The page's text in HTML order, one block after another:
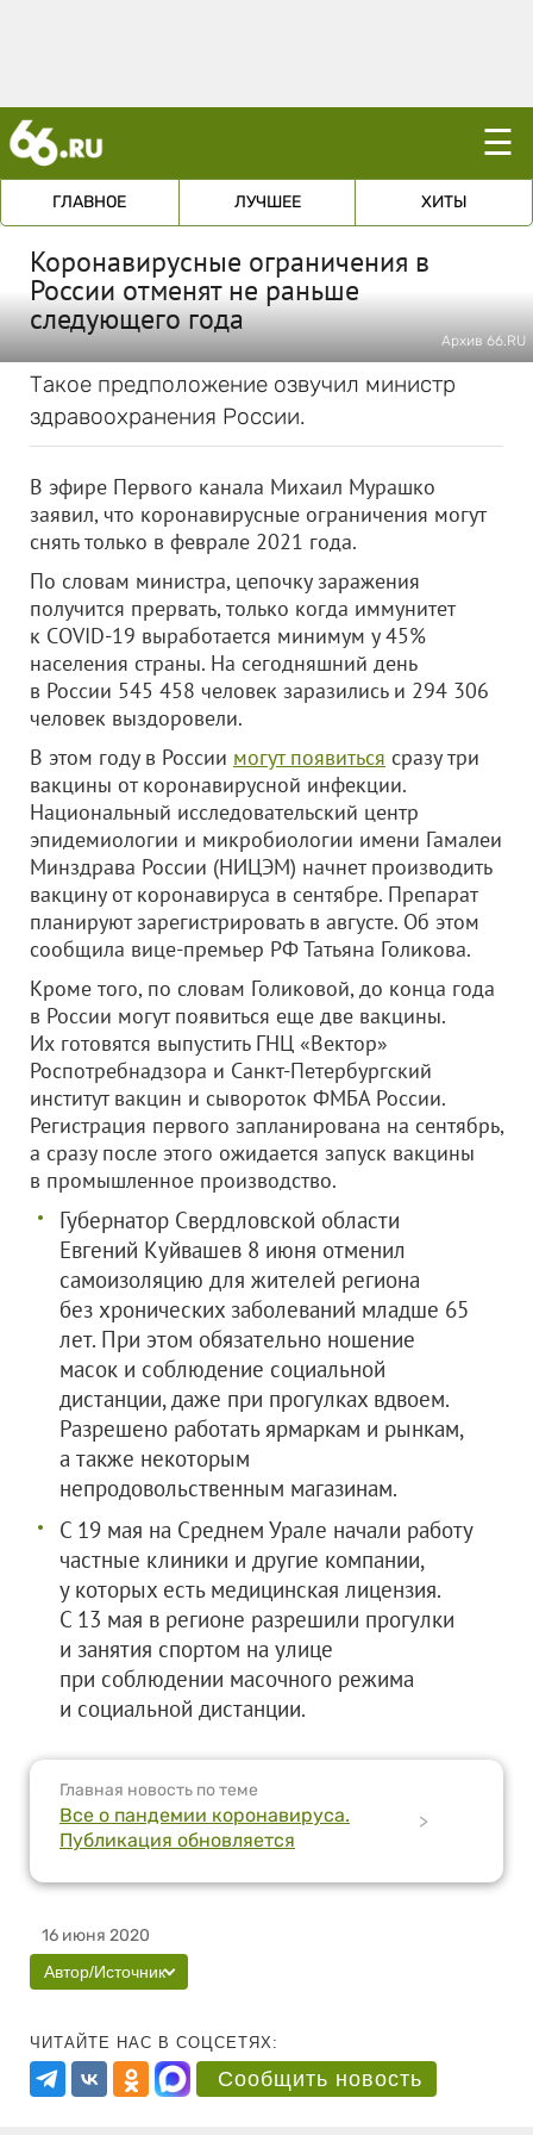
☰
ГЛАВНОЕ ЛУЧШЕЕ ХИТЫ
Коронавирусные ограничения в
России отменят не раньше
следующего года
Архив 66.RU
Такое предположение озвучил министр
здравоохранения России.
В эфире Первого канала Михаил Мурашко
заявил, что коронавирусные ограничения могут
снять только в феврале 2021 года.
По словам министра, цепочку заражения
получится прервать, только когда иммунитет
к COVID-19 выработается минимум у 45%
населения страны. На сегодняшний день
в России 545 458 человек заразились и 294 306
человек выздоровели.
В этом году в России могут появиться сразу три
вакцины от коронавирусной инфекции.
Национальный исследовательский центр
эпидемиологии и микробиологии имени Гамалеи
Минздрава России (НИЦЭМ) начнет производить
вакцину от коронавируса в сентябре. Препарат
планируют зарегистрировать в августе. Об этом
сообщила вице-премьер РФ Татьяна Голикова.
Кроме того, по словам Голиковой, до конца года
в России могут появиться еще две вакцины.
Их готовятся выпустить ГНЦ «Вектор»
Роспотребнадзора и Санкт-Петербургский
институт вакцин и сывороток ФМБА России.
Регистрация первого запланирована на сентябрь,
а сразу после этого ожидается запуск вакцины
в промышленное производство.
Губернатор Свердловской области
Евгений Куйвашев 8 июня отменил
самоизоляцию для жителей региона
без хронических заболеваний младше 65
лет. При этом обязательно ношение
масок и соблюдение социальной
дистанции, даже при прогулках вдвоем.
Разрешено работать ярмаркам и рынкам,
а также некоторым
непродовольственным магазинам.
С 19 мая на Среднем Урале начали работу
частные клиники и другие компании,
у которых есть медицинская лицензия.
С 13 мая в регионе разрешили прогулки
и занятия спортом на улице
при соблюдении масочного режима
и социальной дистанции.
Главная новость по теме
Все о пандемии коронавируса.
Публикация обновляется
>
16 июня 2020
Автор/Источник
ЧИТАЙТЕ НАС В СОЦСЕТЯХ:
Сообщить новость